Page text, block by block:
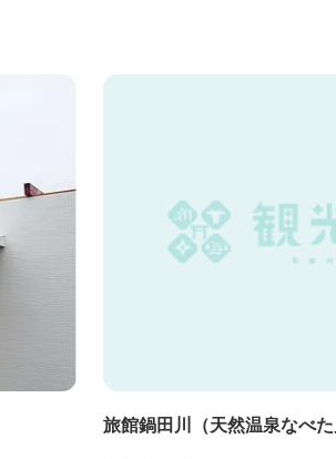
旅館鍋田川（天然温泉なべた